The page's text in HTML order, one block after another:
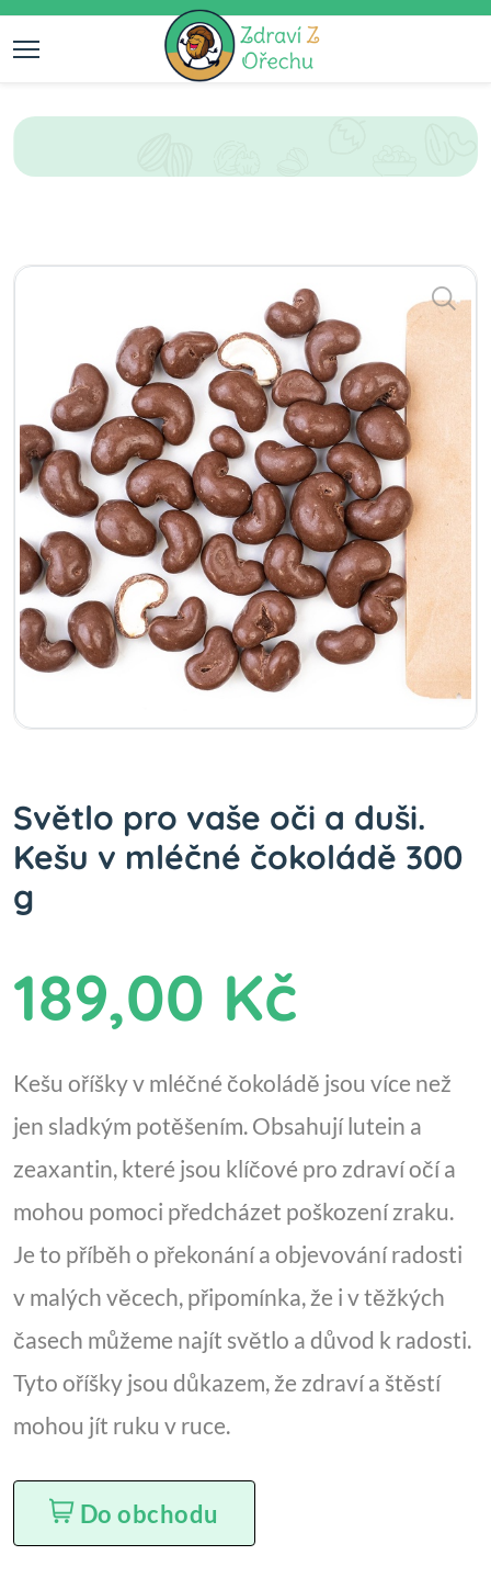
Světlo pro vaše oči a duši.
Kešu v mléčné čokoládě 300
g
189,00 Kč
Kešu oříšky v mléčné čokoládě jsou více než
jen sladkým potěšením. Obsahují lutein a
zeaxantin, které jsou klíčové pro zdraví očí a
mohou pomoci předcházet poškození zraku.
Je to příběh o překonání a objevování radosti
v malých věcech, připomínka, že i v těžkých
časech můžeme najít světlo a důvod k radosti.
Tyto oříšky jsou důkazem, že zdraví a štěstí
mohou jít ruku v ruce.
Do obchodu